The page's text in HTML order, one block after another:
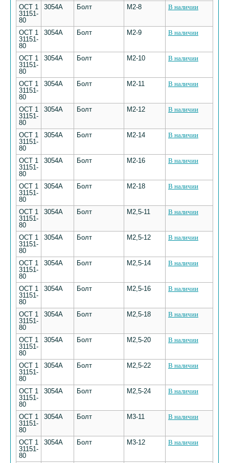
ОСТ 1
31151-
80
3054А Болт М2-8 В наличии
ОСТ 1
31151-
80
3054А Болт М2-9 В наличии
ОСТ 1
31151-
80
3054А Болт М2-10 В наличии
ОСТ 1
31151-
80
3054А Болт М2-11 В наличии
ОСТ 1
31151-
80
3054А Болт М2-12 В наличии
ОСТ 1
31151-
80
3054А Болт М2-14 В наличии
ОСТ 1
31151-
80
3054А Болт М2-16 В наличии
ОСТ 1
31151-
80
3054А Болт М2-18 В наличии
ОСТ 1
31151-
80
3054А Болт М2,5-11 В наличии
ОСТ 1
31151-
80
3054А Болт М2,5-12 В наличии
ОСТ 1
31151-
80
3054А Болт М2,5-14 В наличии
ОСТ 1
31151-
80
3054А Болт М2,5-16 В наличии
ОСТ 1
31151-
80
3054А Болт М2,5-18 В наличии
ОСТ 1
31151-
80
3054А Болт М2,5-20 В наличии
ОСТ 1
31151-
80
3054А Болт М2,5-22 В наличии
ОСТ 1
31151-
80
3054А Болт М2,5-24 В наличии
ОСТ 1
31151-
80
3054А Болт М3-11 В наличии
ОСТ 1
31151-
80
3054А Болт М3-12 В наличии